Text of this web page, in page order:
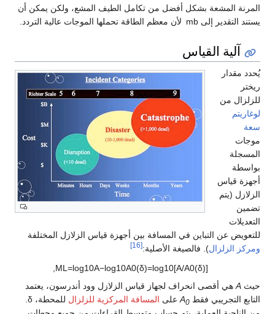
المرنة المشعة بشكل أفضل من تكامل الطيف المشع، ولكن يمكن أن
يستند التقدير إلى mb لأن معظم الطاقة تحملها الموجات عالية التردد.
آلية القياس
يُحدد مقدار
ريختر
للزلزال من
لوغاريتم
سعة
موجات
المسجلة
بواسطة
أجهزة قياس
الزلازل (يتم
تضمين
التعديلات
للتعويض عن التباين في المسافة بين أجهزة قياس الزلازل المختلفة
ومركز الزلزال ). فالصيغة الأصلية:[16]
M L=log10A−log10A0(δ)=log10[A/A0(δ)
,
حيث Aهي أقصى انحراف لجهاز قياس الزلازل وود أندرسون، يعتمد
التابع التجريبي فقط A0 على المسافة المركزية للزلزال للمحطة، δ
.